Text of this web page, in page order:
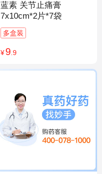
蓝素 关节止痛膏
7x10cm*2片*7袋
多盒装
¥9.9